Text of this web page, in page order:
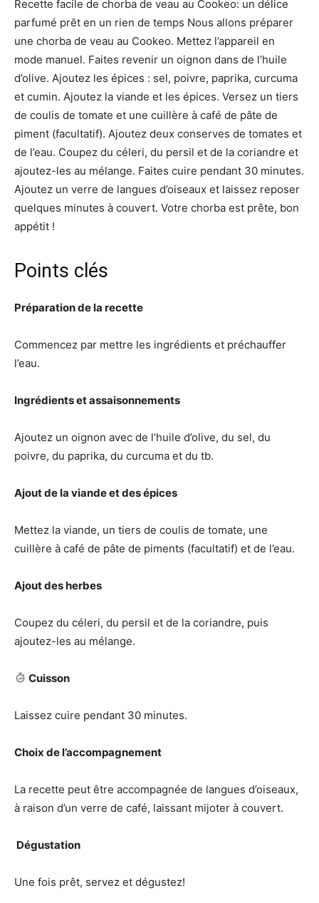
Recette facile de chorba de veau au Cookeo: un délice
parfumé prêt en un rien de temps Nous allons préparer
une chorba de veau au Cookeo. Mettez l’appareil en
mode manuel. Faites revenir un oignon dans de l’huile
d’olive. Ajoutez les épices : sel, poivre, paprika, curcuma
et cumin. Ajoutez la viande et les épices. Versez un tiers
de coulis de tomate et une cuillère à café de pâte de
piment (facultatif). Ajoutez deux conserves de tomates et
de l’eau. Coupez du céleri, du persil et de la coriandre et
ajoutez-les au mélange. Faites cuire pendant 30 minutes.
Ajoutez un verre de langues d’oiseaux et laissez reposer
quelques minutes à couvert. Votre chorba est prête, bon
appétit !
Points clés
Préparation de la recette
Commencez par mettre les ingrédients et préchauffer
l’eau.
Ingrédients et assaisonnements
Ajoutez un oignon avec de l’huile d’olive, du sel, du
poivre, du paprika, du curcuma et du tb.
Ajout de la viande et des épices
Mettez la viande, un tiers de coulis de tomate, une
cuillère à café de pâte de piments (facultatif) et de l’eau.
Ajout des herbes
Coupez du céleri, du persil et de la coriandre, puis
ajoutez-les au mélange.
Cuisson
Laissez cuire pendant 30 minutes.
Choix de l’accompagnement
La recette peut être accompagnée de langues d’oiseaux,
à raison d’un verre de café, laissant mijoter à couvert.
️ Dégustation
Une fois prêt, servez et dégustez!